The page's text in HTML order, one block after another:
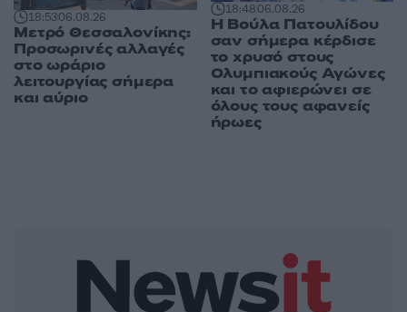
18:5306.08.26
Μετρό Θεσσαλονίκης:
Προσωρινές αλλαγές
στο ωράριο
λειτουργίας σήμερα
και αύριο
18:4806.08.26
Η Βούλα Πατουλίδου
σαν σήμερα κέρδισε
το χρυσό στους
Ολυμπιακούς Αγώνες
και το αφιερώνει σε
όλους τους αφανείς
ήρωες